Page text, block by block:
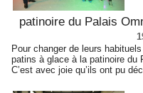
patinoire du Palais
Pour changer de leurs
patins à glace à la patinoire du
C’est avec joie qu’ils ont pu